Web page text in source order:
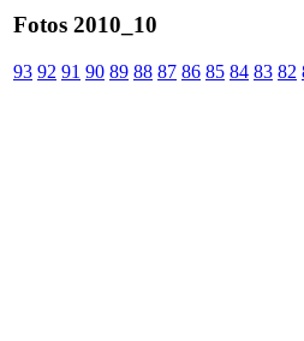
Fotos 2010_10
93 92 91 90 89 88 87 86 85 84 83 82